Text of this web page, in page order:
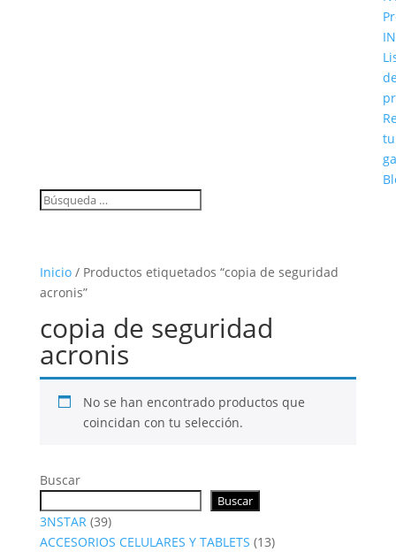
tu
Inicio/ Productos etiquetados “copia de seguridad
acronis”
copia de seguridad
acronis
No se han encontrado productos que
coincidan con tu selección.
Buscar
Buscar
3NSTAR 3939
productos
ACCESORIOS CELULARES Y TABLETS 1313